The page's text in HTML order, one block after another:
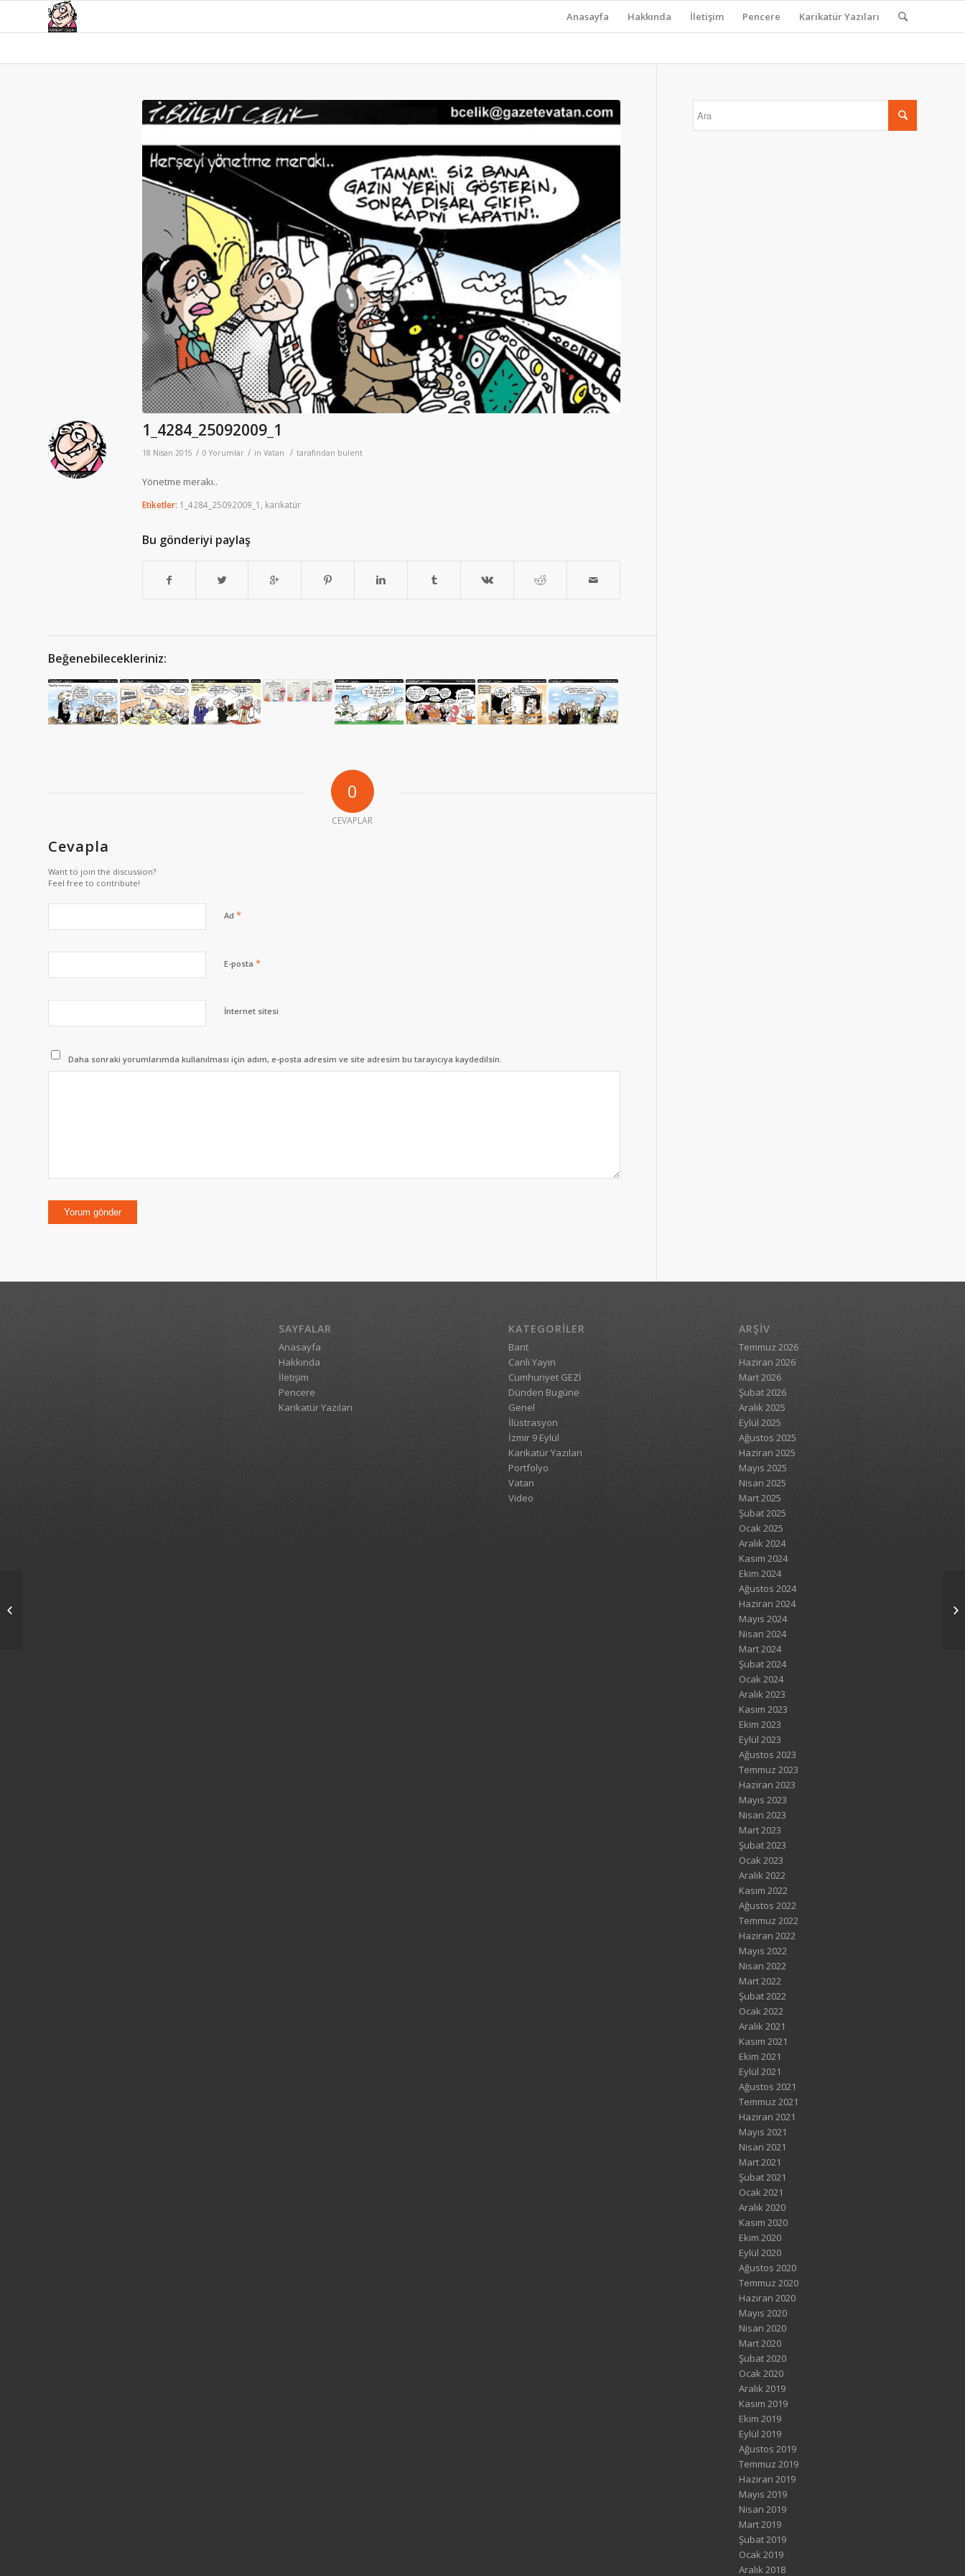
Anasayfa Hakkında İletişim Pencere Karikatür Yazıları
1_4284_25092009_1
18 Nisan 2015 / 0 Yorumlar / in Vatan / tarafından bulent
Yönetme merakı..
Etiketler: 1_4284_25092009_1 karikatür
Bu gönderiyi paylaş
Beğenebilecekleriniz:
0
CEVAPLAR
Cevapla
Want to join the discussion?
Feel free to contribute!
Ad *
E-posta *
İnternet sitesi
Daha sonraki yorumlarımda kullanılması için adım, e-posta adresim ve site adresim bu tarayıcıya kaydedilsin.
SAYFALAR
Anasayfa
Hakkında
İletişim
Pencere
Karikatür Yazıları
KATEGORILER
Bant
Canlı Yayın
Cumhuriyet GEZİ
Dünden Bugüne
Genel
İlüstrasyon
İzmir 9 Eylül
Karikatür Yazıları
Portfolyo
Vatan
Video
ARŞIV
Temmuz 2026
Haziran 2026
Mart 2026
Şubat 2026
Aralık 2025
Eylül 2025
Ağustos 2025
Haziran 2025
Mayıs 2025
Nisan 2025
Mart 2025
Şubat 2025
Ocak 2025
Aralık 2024
Kasım 2024
Ekim 2024
Ağustos 2024
Haziran 2024
Mayıs 2024
Nisan 2024
Mart 2024
Şubat 2024
Ocak 2024
Aralık 2023
Kasım 2023
Ekim 2023
Eylül 2023
Ağustos 2023
Temmuz 2023
Haziran 2023
Mayıs 2023
Nisan 2023
Mart 2023
Şubat 2023
Ocak 2023
Aralık 2022
Kasım 2022
Ağustos 2022
Temmuz 2022
Haziran 2022
Mayıs 2022
Nisan 2022
Mart 2022
Şubat 2022
Ocak 2022
Aralık 2021
Kasım 2021
Ekim 2021
Eylül 2021
Ağustos 2021
Temmuz 2021
Haziran 2021
Mayıs 2021
Nisan 2021
Mart 2021
Şubat 2021
Ocak 2021
Aralık 2020
Kasım 2020
Ekim 2020
Eylül 2020
Ağustos 2020
Temmuz 2020
Haziran 2020
Mayıs 2020
Nisan 2020
Mart 2020
Şubat 2020
Ocak 2020
Aralık 2019
Kasım 2019
Ekim 2019
Eylül 2019
Ağustos 2019
Temmuz 2019
Haziran 2019
Mayıs 2019
Nisan 2019
Mart 2019
Şubat 2019
Ocak 2019
Aralık 2018